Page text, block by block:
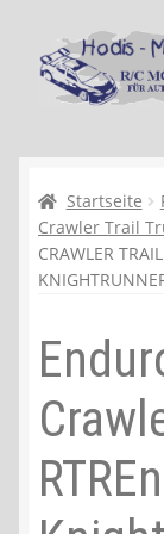
Zur
Navigation
springen
Zum
Inhalt
springen
Kasse
Mein Konto
Warenkorb
Ablauf einer
Startseite
Crawler Trail
CRAWLER